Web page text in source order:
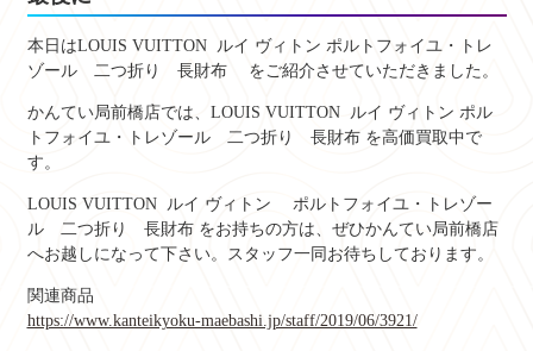
本日はLOUIS VUITTON ルイ ヴィトン ポルトフォイユ・トレ
ゾール 二つ折り 長財布
をご紹介させていただきました。
かんてい局前橋店では、 LOUIS VUITTON ルイ ヴィトン ポル
トフォイユ・トレゾール 二つ折り 長財布 を高価買取中で
す。
LOUIS VUITTON ルイ ヴィトン ポルトフォイユ・トレゾー
ル 二つ折り 長財布 をお持ちの方は、ぜひかんてい局前橋店
へお越しになって下さい。スタッフ一同お待ちしております。
関連商品
https://www.kanteikyoku-maebashi.jp/staff/2019/06/3921/